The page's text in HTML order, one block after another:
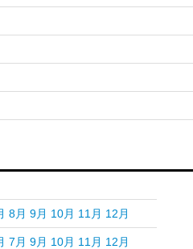
8月 9月 10月 11月 12月
7月 9月 10月 11月 12月